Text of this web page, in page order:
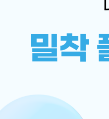
밀착